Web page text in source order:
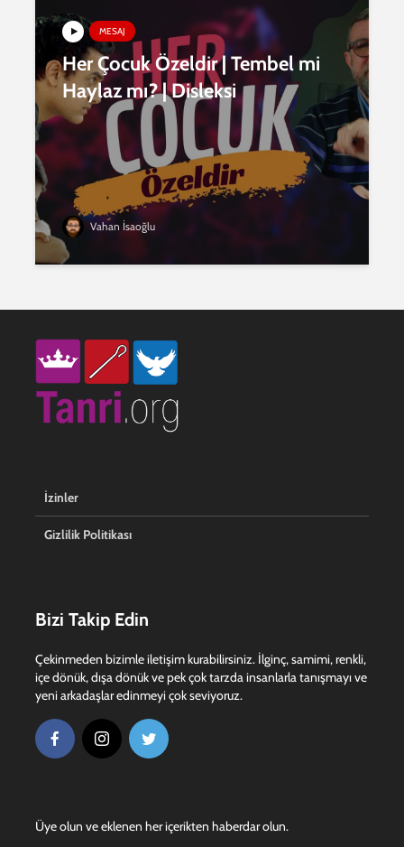
MESAJ
Her Çocuk Özeldir | Tembel mi
Haylaz mı? | Disleksi
Vahan İsaoğlu
İzinler
Gizlilik Politikası
Bizi Takip Edin
Çekinmeden bizimle iletişim kurabilirsiniz. İlginç, samimi, renkli,
içe dönük, dışa dönük ve pek çok tarzda insanlarla tanışmayı ve
yeni arkadaşlar edinmeyi çok seviyoruz.
Üye olun ve eklenen her içerikten haberdar olun.